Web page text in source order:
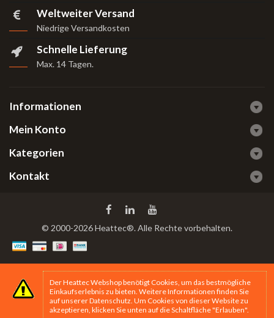
Weltweiter Versand
Niedrige Versandkosten
Schnelle Lieferung
Max. 14 Tagen.
Informationen
Mein Konto
Kategorien
Kontakt
© 2000-2026 Heattec®. Alle Rechte vorbehalten.
Der Heattec Webshop benötigt Cookies, um das bestmögliche
Einkaufserlebnis zu bieten. Weitere Informationen finden Sie
auf unsererDatenschutz. Um Cookies von dieser Website zu
akzeptieren, klicken Sie unten auf die Schaltfläche "Erlauben".